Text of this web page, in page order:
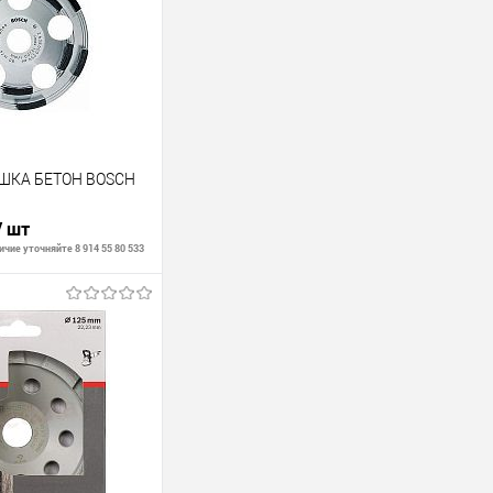
БЕТОН BOSCH
шт
уточняйте 8 914 55 80 533
корзину
В наличии